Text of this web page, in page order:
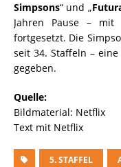
Simpsons“ und „
Jahren Pause –
fortgesetzt. Die
seit 34. Staffeln –
gegeben.
Quelle:
Bildmaterial: Netflix
Text mit Netflix
5. STAFFEL